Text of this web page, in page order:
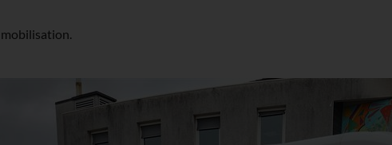
mobilisation.